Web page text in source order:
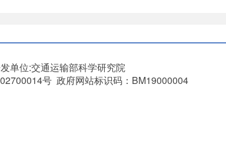
单位:交通运输部科学研究院
号 政府网站标识码：BM19000004